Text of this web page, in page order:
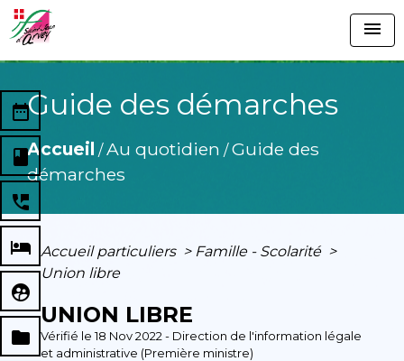
menu
Guide des démarches
Accueil /Au quotidien /Guide des
démarches
date_range
book
perm_phone_msg
local_hotel
supervised_user_circle
folder
Accueil particuliers > Famille - Scolarité >
Union libre
UNION LIBRE
Vérifié le 18 Nov 2022 - Direction de l'information légale
et administrative (Première ministre)